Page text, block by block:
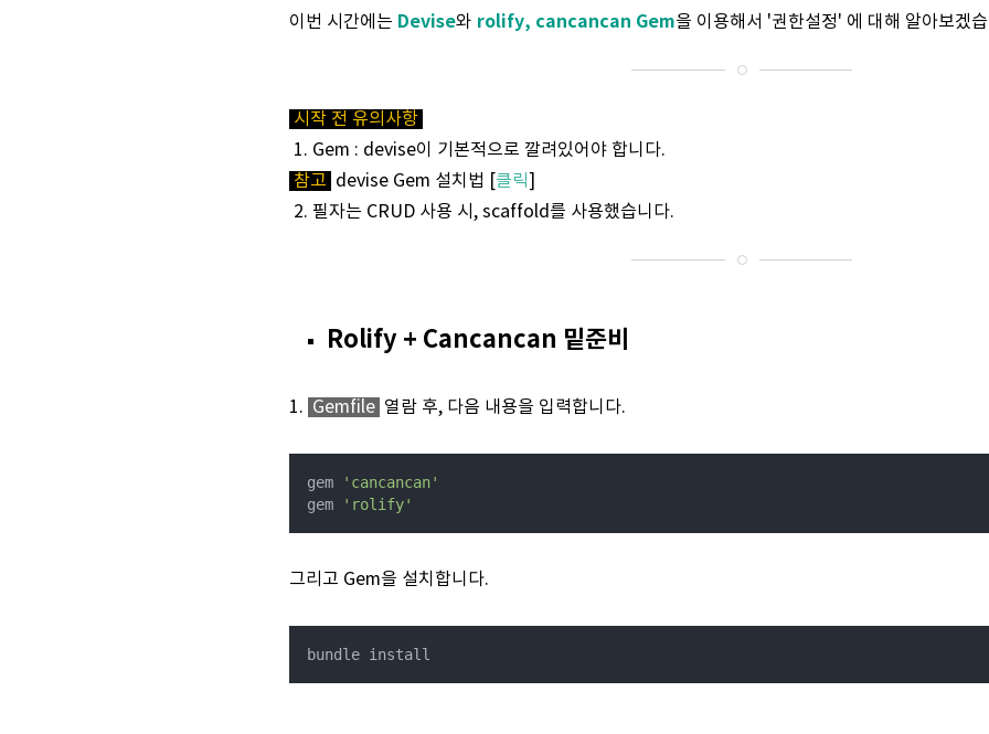
이번 시간에는 Devise와 rolify, cancancan Gem을 이용해서 '권한설정' 에 대해 알아보겠
시작 전 유의사항
1. Gem : devise이 기본적으로 깔려있어야 합니다.
참고 devise Gem 설치법 [클릭]
2. 필자는 CRUD 사용 시, scaffold를 사용했습니다.
Rolify + Cancancan 밑준비
1. Gemfile 열람 후, 다음 내용을 입력합니다.
gem
'cancancan'
gem
'rolify'
그리고 Gem을 설치합니다.
bundle install